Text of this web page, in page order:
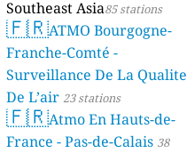
Southeast Asia85 stations
🇫🇷ATMO Bourgogne-
Franche-Comté -
Surveillance De La Qualite
De L’air 23 stations
🇫🇷Atmo En Hauts-de-
France - Pas-de-Calais 38